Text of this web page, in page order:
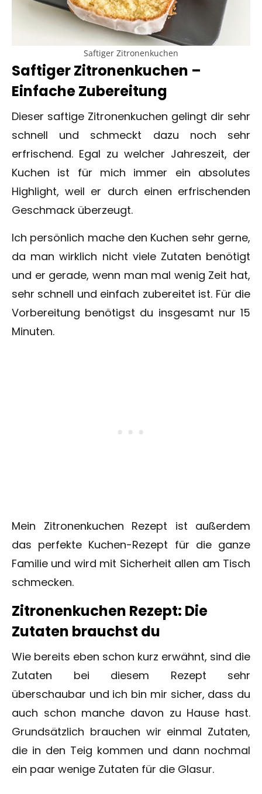
Saftiger Zitronenkuchen
Saftiger Zitronenkuchen –
Einfache Zubereitung
Dieser saftige Zitronenkuchen gelingt dir sehr
schnell und schmeckt dazu noch sehr
erfrischend. Egal zu welcher Jahreszeit, der
Kuchen ist für mich immer ein absolutes
Highlight, weil er durch einen erfrischenden
Geschmack überzeugt.
Ich persönlich mache den Kuchen sehr gerne,
da man wirklich nicht viele Zutaten benötigt
und er gerade, wenn man mal wenig Zeit hat,
sehr schnell und einfach zubereitet ist. Für die
Vorbereitung benötigst du insgesamt nur 15
Minuten.
Mein Zitronenkuchen Rezept ist außerdem
das perfekte Kuchen-Rezept für die ganze
Familie und wird mit Sicherheit allen am Tisch
schmecken.
Zitronenkuchen Rezept: Die
Zutaten brauchst du
Wie bereits eben schon kurz erwähnt, sind die
Zutaten bei diesem Rezept sehr
überschaubar und ich bin mir sicher, dass du
auch schon manche davon zu Hause hast.
Grundsätzlich brauchen wir einmal Zutaten,
die in den Teig kommen und dann nochmal
ein paar wenige Zutaten für die Glasur.